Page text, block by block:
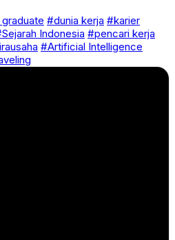
#dunia kerja #karier
Indonesia #pencari kerja
#Artificial Intelligence